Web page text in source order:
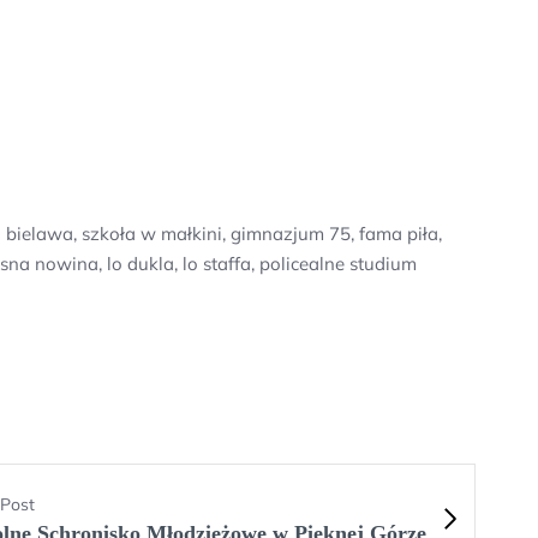
szkoła w małkini, gimnazjum 75, fama piła,
nowina, lo dukla, lo staffa, policealne studium
Schronisko Młodzieżowe w Pięknej Górze